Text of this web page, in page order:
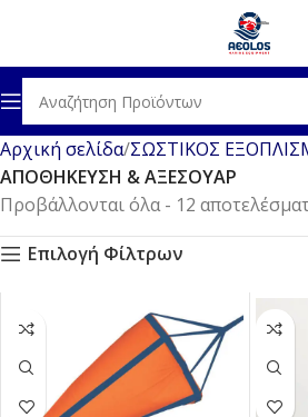
Αρχική σελίδα ΣΩΣΤΙΚΟΣ
ΑΠΟΘΗΚΕΥΣΗ & ΑΞΕΣΟΥΑΡ
Προβάλλονται όλα - 12
Επιλογή Φίλτρων